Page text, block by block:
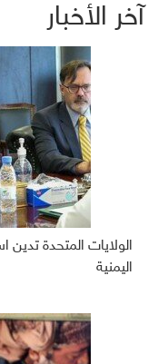
آخر الأخبار
الولايات المتحدة
اليمنية